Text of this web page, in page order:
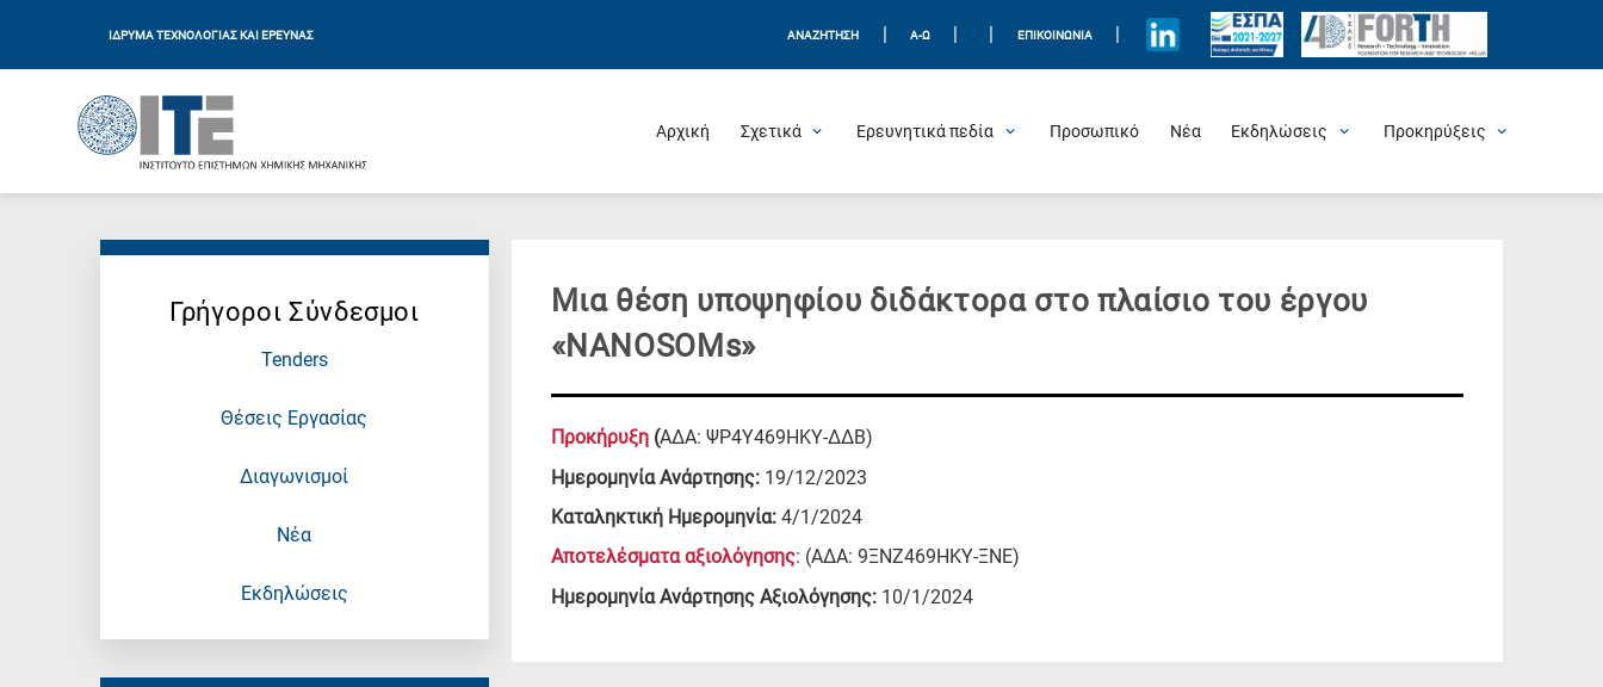
ΙΔΡΥΜΑ ΤΕΧΝΟΛΟΓΙΑΣ ΚΑΙ ΕΡΕΥΝΑΣ ΑΝΑΖΗΤΗΣΗ Α-Ω ΕΠΙΚΟΙΝΩΝΊΑ
Αρχική Σχετικά Ερευνητικά πεδία Προσωπικό Νέα Εκδηλώσεις Προκηρύξεις
Γρήγοροι Σύνδεσμοι
Tenders
Θέσεις Εργασίας
Διαγωνισμοί
Νέα
Εκδηλώσεις
Μια θέση υποψηφίου διδάκτορα στο πλαίσιο του έργου
«NANOSOMs»
Προκήρυξη(ΑΔΑ: ΨΡ4Υ469ΗΚΥ-ΔΔΒ)
Ημερομηνία Ανάρτησης:19/12/2023
Καταληκτική Ημερομηνία:4/1/2024
Αποτελέσματα αξιολόγησης: (ΑΔΑ: 9ΞΝΖ469ΗΚΥ-ΞΝΕ)
Ημερομηνία Ανάρτησης Αξιολόγησης: 10/1/2024